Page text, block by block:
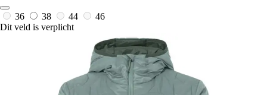
36 38 44
46
Dit veld is verplicht